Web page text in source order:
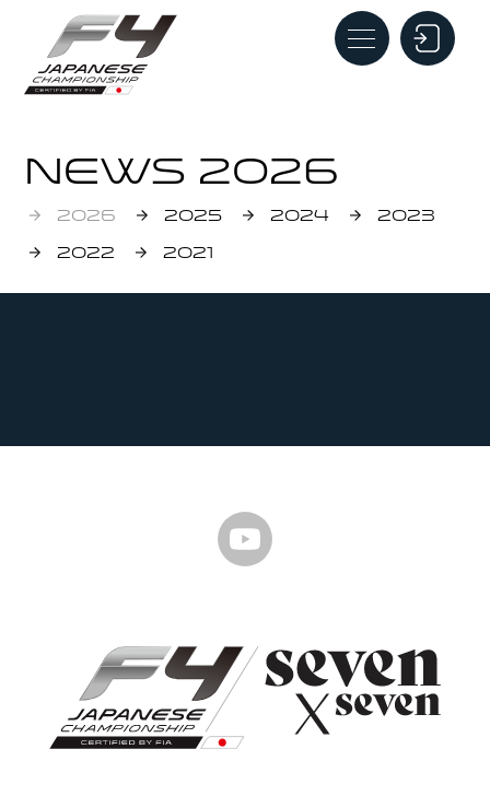
NEWS 2026
2026 2025 2024 2023
2022 2021